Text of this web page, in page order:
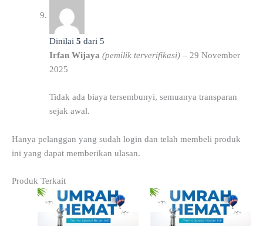
Dinilai 5 dari 5
Irfan Wijaya (pemilik terverifikasi) – 29 November
2025
Tidak ada biaya tersembunyi, semuanya transparan
sejak awal.
Hanya pelanggan yang sudah login dan telah membeli produk
ini yang dapat memberikan ulasan.
Produk Terkait